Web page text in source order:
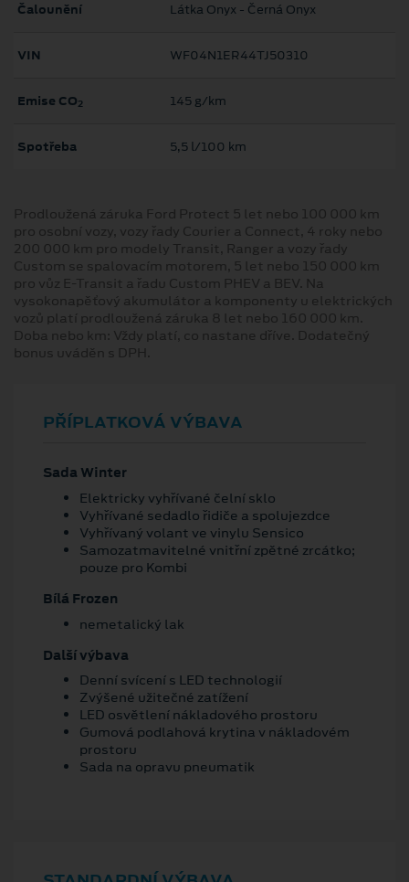
Čalounění Látka Onyx - Černá Onyx
VIN WF04N1ER44TJ50310
Emise CO2 145 g/km
Spotřeba 5,5 l/100 km
Prodloužená záruka Ford Protect 5 let nebo 100 000 km
pro osobní vozy, vozy řady Courier a Connect, 4 roky nebo
200 000 km pro modely Transit, Ranger a vozy řady
Custom se spalovacím motorem, 5 let nebo 150 000 km
pro vůz E-Transit a řadu Custom PHEV a BEV. Na
vysokonapěťový akumulátor a komponenty u elektrických
vozů platí prodloužená záruka 8 let nebo 160 000 km.
Doba nebo km: Vždy platí, co nastane dříve. Dodatečný
bonus uváděn s DPH.
PŘÍPLATKOVÁ VÝBAVA
Sada Winter
Elektricky vyhřívané čelní sklo
Vyhřívané sedadlo řidiče a spolujezdce
Vyhřívaný volant ve vinylu Sensico
Samozatmavitelné vnitřní zpětné zrcátko;
pouze pro Kombi
Bílá Frozen
nemetalický lak
Další výbava
Denní svícení s LED technologií
Zvýšené užitečné zatížení
LED osvětlení nákladového prostoru
Gumová podlahová krytina v nákladovém
prostoru
Sada na opravu pneumatik